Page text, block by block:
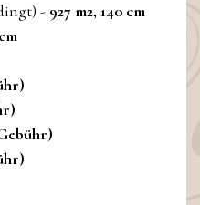
- 927 m2, 140 cm